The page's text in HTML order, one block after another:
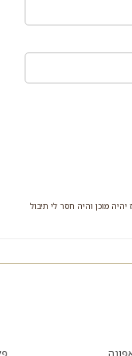
מוכן והיה חסר לי תיבול